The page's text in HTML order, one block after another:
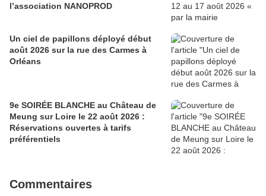
l’association NANOPROD
Un ciel de papillons déployé début
août 2026 sur la rue des Carmes à
Orléans
9e SOIRÉE BLANCHE au Château de
Meung sur Loire le 22 août 2026 :
Réservations ouvertes à tarifs
préférentiels
Commentaires